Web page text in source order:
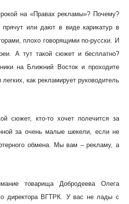
на «Правах рекламы»? Почему?
прячут или дают в виде карикатур в
плохо говорящими по-русски. И
А тут такой сюжет и бесплатно?
на Ближний Восток и проходите
как рекламирует руководитель
сюжет, кто-то хочет полечится за
за очень малые шекели, если не
обмена. Мы вам – рекламу, а
товарища Добродеева Олега
директора ВГТРК. У вас не лады с